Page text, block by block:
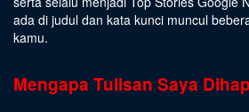
ada di judul dan kata kunci muncul
kamu.
Mengapa Tulisan Saya